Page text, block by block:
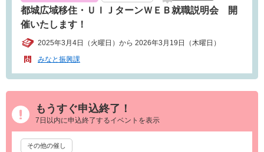
都城広域移住・ＵＩＪターンＷＥＢ就職説明会 開
催いたします！
2025年3月4日（火曜日）から 2026年3月19日（木曜日）
みなと振興課
もうすぐ申込終了！
7日以内に申込終了するイベントを表示
その他の催し